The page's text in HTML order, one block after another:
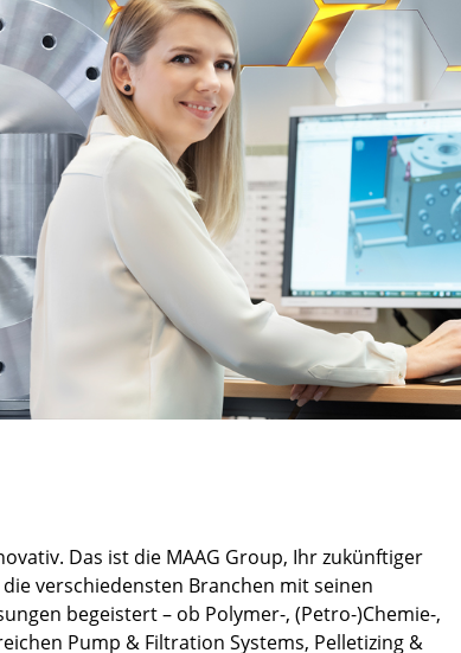
Das ist die MAAG Group, Ihr zukünftiger
verschiedensten Branchen mit seinen
begeistert – ob Polymer-, (Petro-)Chemie-,
Pump & Filtration Systems, Pelletizing &